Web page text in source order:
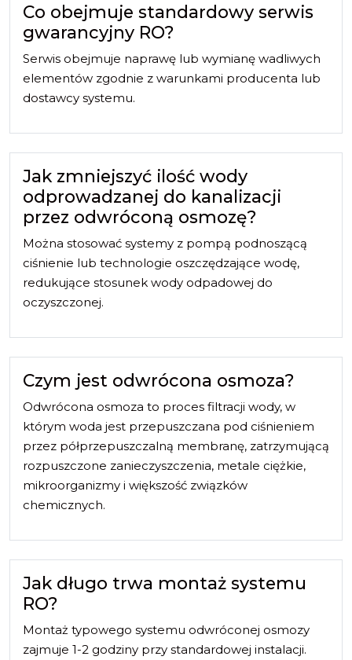
Co obejmuje standardowy serwis
gwarancyjny RO?
Serwis obejmuje naprawę lub wymianę wadliwych
elementów zgodnie z warunkami producenta lub
dostawcy systemu.
Jak zmniejszyć ilość wody
odprowadzanej do kanalizacji
przez odwróconą osmozę?
Można stosować systemy z pompą podnoszącą
ciśnienie lub technologie oszczędzające wodę,
redukujące stosunek wody odpadowej do
oczyszczonej.
Czym jest odwrócona osmoza?
Odwrócona osmoza to proces filtracji wody, w
którym woda jest przepuszczana pod ciśnieniem
przez półprzepuszczalną membranę, zatrzymującą
rozpuszczone zanieczyszczenia, metale ciężkie,
mikroorganizmy i większość związków
chemicznych.
Jak długo trwa montaż systemu
RO?
Montaż typowego systemu odwróconej osmozy
zajmuje 1-2 godziny przy standardowej instalacji.